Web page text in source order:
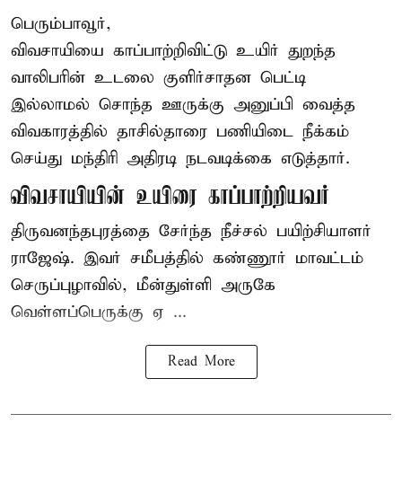
பெரும்பாவூர்,
விவசாயியை காப்பாற்றிவிட்டு உயிர் துறந்த
வாலிபரின் உடலை குளிர்சாதன பெட்டி
இல்லாமல் சொந்த ஊருக்கு அனுப்பி வைத்த
விவகாரத்தில் தாசில்தாரை பணியிடை நீக்கம்
செய்து மந்திரி அதிரடி நடவடிக்கை எடுத்தார்.
விவசாயியின் உயிரை காப்பாற்றியவர்
திருவனந்தபுரத்தை சேர்ந்த நீச்சல் பயிற்சியாளர்
ராஜேஷ். இவர் சமீபத்தில் கண்ணூர் மாவட்டம்
செருப்புழாவில், மீன்துள்ளி அருகே
வெள்ளப்பெருக்கு ஏ ...
Read More